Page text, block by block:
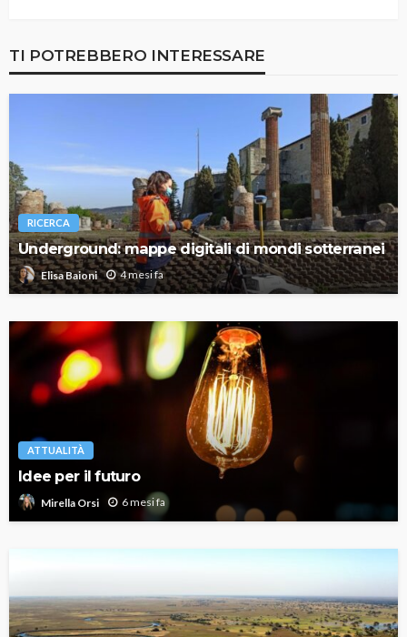
TI POTREBBERO INTERESSARE
RICERCA
Underground: mappe digitali di mondi sotterranei
Elisa Baioni 4 mesi fa
ATTUALITÀ
Idee per il futuro
Mirella Orsi 6 mesi fa